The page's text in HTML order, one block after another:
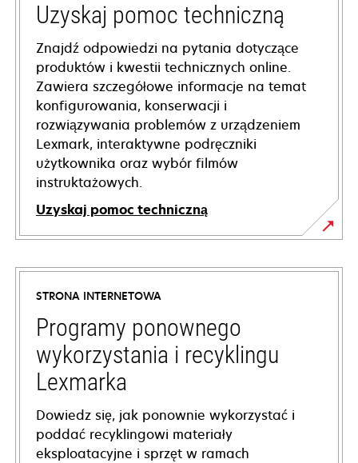
Uzyskaj pomoc techniczną
Znajdź odpowiedzi na pytania dotyczące
produktów i kwestii technicznych online.
Zawiera szczegółowe informacje na temat
konfigurowania, konserwacji i
rozwiązywania problemów z urządzeniem
Lexmark, interaktywne podręczniki
użytkownika oraz wybór filmów
instruktażowych.
Uzyskaj pomoc techniczną
opens
in
new
tab
STRONA INTERNETOWA
Programy ponownego
wykorzystania i recyklingu
Lexmarka
Dowiedz się, jak ponownie wykorzystać i
poddać recyklingowi materiały
eksploatacyjne i sprzęt w ramach